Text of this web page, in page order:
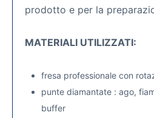
prodotto e per la
MATERIALI UTILIZZATI:
fresa professionale con
punte diamantate : ago,
buffer